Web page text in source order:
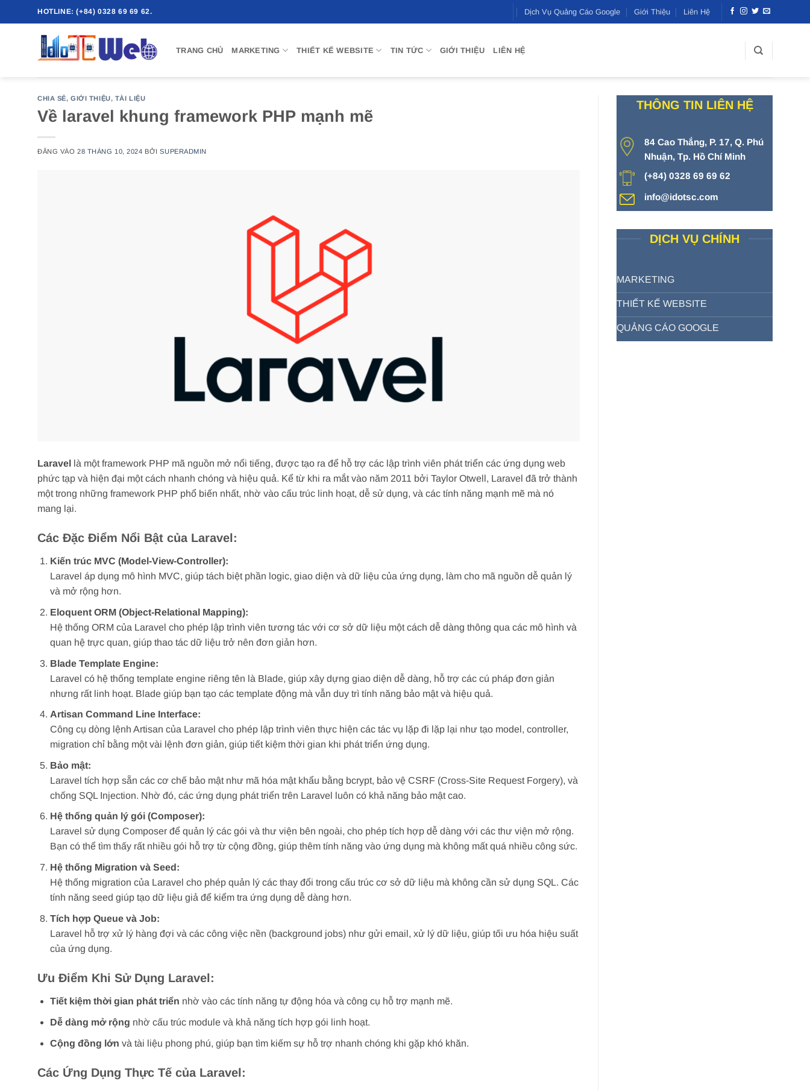
qua
HOTLINE: (+84) 0328 69 69 62. Dịch Vụ Quảng Cáo Google Giới Thiệu Liên Hệ
TRANG CHỦ MARKETING THIẾT KẾ WEBSITE TIN TỨC GIỚI THIỆU LIÊN HỆ
CHIA SẺ,GIỚI THIỆU, TÀI LIỆU
Về laravel khung framework PHP mạnh mẽ
ĐĂNG VÀO28 THÁNG 10, 2024 BỞISUPERADMIN
Laravel là một framework PHP mã nguồn mở nổi tiếng, được tạo ra để hỗ trợ các lập trình viên phát triển các ứng dụng web
phức tạp và hiện đại một cách nhanh chóng và hiệu quả. Kể từ khi ra mắt vào năm 2011 bởi Taylor Otwell, Laravel đã trở thành
một trong những framework PHP phổ biến nhất, nhờ vào cấu trúc linh hoạt, dễ sử dụng, và các tính năng mạnh mẽ mà nó
mang lại.
Các Đặc Điểm Nổi Bật của Laravel:
Kiến trúc MVC (Model-View-Controller):
Laravel áp dụng mô hình MVC, giúp tách biệt phần logic, giao diện và dữ liệu của ứng dụng, làm cho mã nguồn dễ quản lý
và mở rộng hơn.
Eloquent ORM (Object-Relational Mapping):
Hệ thống ORM của Laravel cho phép lập trình viên tương tác với cơ sở dữ liệu một cách dễ dàng thông qua các mô hình và
quan hệ trực quan, giúp thao tác dữ liệu trở nên đơn giản hơn.
Blade Template Engine:
Laravel có hệ thống template engine riêng tên là Blade, giúp xây dựng giao diện dễ dàng, hỗ trợ các cú pháp đơn giản
nhưng rất linh hoạt. Blade giúp bạn tạo các template động mà vẫn duy trì tính năng bảo mật và hiệu quả.
Artisan Command Line Interface:
Công cụ dòng lệnh Artisan của Laravel cho phép lập trình viên thực hiện các tác vụ lặp đi lặp lại như tạo model, controller,
migration chỉ bằng một vài lệnh đơn giản, giúp tiết kiệm thời gian khi phát triển ứng dụng.
Bảo mật:
Laravel tích hợp sẵn các cơ chế bảo mật như mã hóa mật khẩu bằng bcrypt, bảo vệ CSRF (Cross-Site Request Forgery), và
chống SQL Injection. Nhờ đó, các ứng dụng phát triển trên Laravel luôn có khả năng bảo mật cao.
Hệ thống quản lý gói (Composer):
Laravel sử dụng Composer để quản lý các gói và thư viện bên ngoài, cho phép tích hợp dễ dàng với các thư viện mở rộng.
Bạn có thể tìm thấy rất nhiều gói hỗ trợ từ cộng đồng, giúp thêm tính năng vào ứng dụng mà không mất quá nhiều công sức.
Hệ thống Migration và Seed:
Hệ thống migration của Laravel cho phép quản lý các thay đổi trong cấu trúc cơ sở dữ liệu mà không cần sử dụng SQL. Các
tính năng seed giúp tạo dữ liệu giả để kiểm tra ứng dụng dễ dàng hơn.
Tích hợp Queue và Job:
Laravel hỗ trợ xử lý hàng đợi và các công việc nền (background jobs) như gửi email, xử lý dữ liệu, giúp tối ưu hóa hiệu suất
của ứng dụng.
Ưu Điểm Khi Sử Dụng Laravel:
Tiết kiệm thời gian phát triển nhờ vào các tính năng tự động hóa và công cụ hỗ trợ mạnh mẽ.
Dễ dàng mở rộng nhờ cấu trúc module và khả năng tích hợp gói linh hoạt.
Cộng đồng lớn và tài liệu phong phú, giúp bạn tìm kiếm sự hỗ trợ nhanh chóng khi gặp khó khăn.
Các Ứng Dụng Thực Tế của Laravel:
THÔNG TIN LIÊN HỆ
84 Cao Thắng, P. 17, Q. Phú
Nhuận, Tp. Hồ Chí Minh
(+84) 0328 69 69 62
info@idotsc.com
DỊCH VỤ CHÍNH
MARKETING
THIẾT KẾ WEBSITE
QUẢNG CÁO GOOGLE